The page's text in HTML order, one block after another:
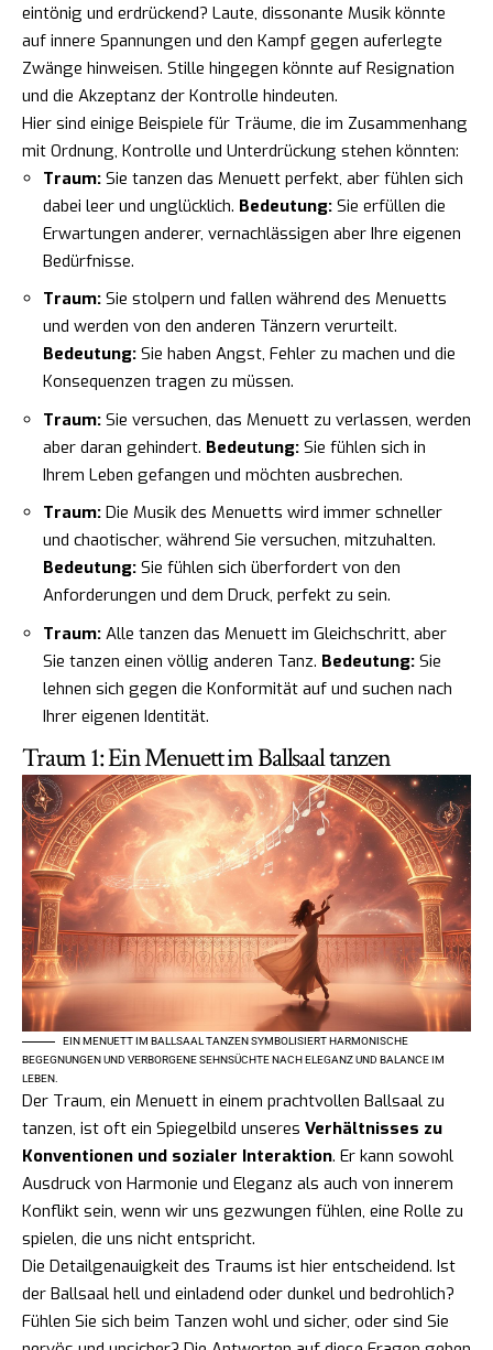
eintönig und erdrückend? Laute, dissonante Musik könnte
auf innere Spannungen und den Kampf gegen auferlegte
Zwänge hinweisen. Stille hingegen könnte auf Resignation
und die Akzeptanz der Kontrolle hindeuten.
Hier sind einige Beispiele für Träume, die im Zusammenhang
mit Ordnung, Kontrolle und Unterdrückung stehen könnten:
Traum: Sie tanzen das Menuett perfekt, aber fühlen sich
dabei leer und unglücklich. Bedeutung: Sie erfüllen die
Erwartungen anderer, vernachlässigen aber Ihre eigenen
Bedürfnisse.
Traum: Sie stolpern und fallen während des Menuetts
und werden von den anderen Tänzern verurteilt.
Bedeutung: Sie haben Angst, Fehler zu machen und die
Konsequenzen tragen zu müssen.
Traum: Sie versuchen, das Menuett zu verlassen, werden
aber daran gehindert. Bedeutung: Sie fühlen sich in
Ihrem Leben gefangen und möchten ausbrechen.
Traum: Die Musik des Menuetts wird immer schneller
und chaotischer, während Sie versuchen, mitzuhalten.
Bedeutung: Sie fühlen sich überfordert von den
Anforderungen und dem Druck, perfekt zu sein.
Traum: Alle tanzen das Menuett im Gleichschritt, aber
Sie tanzen einen völlig anderen Tanz. Bedeutung: Sie
lehnen sich gegen die Konformität auf und suchen nach
Ihrer eigenen Identität.
Traum 1: Ein Menuett im Ballsaal tanzen
EIN MENUETT IM BALLSAAL TANZEN SYMBOLISIERT HARMONISCHE
BEGEGNUNGEN UND VERBORGENE SEHNSÜCHTE NACH ELEGANZ UND BALANCE IM
LEBEN.
Der Traum, ein Menuett in einem prachtvollen Ballsaal zu
tanzen, ist oft ein Spiegelbild unseres Verhältnisses zu
Konventionen und sozialer Interaktion. Er kann sowohl
Ausdruck von Harmonie und Eleganz als auch von innerem
Konflikt sein, wenn wir uns gezwungen fühlen, eine Rolle zu
spielen, die uns nicht entspricht.
Die Detailgenauigkeit des Traums ist hier entscheidend. Ist
der Ballsaal hell und einladend oder dunkel und bedrohlich?
Fühlen Sie sich beim Tanzen wohl und sicher, oder sind Sie